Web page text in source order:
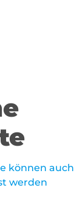
können auch
werden